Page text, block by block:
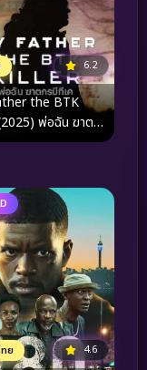
6.2
the BTK
พ่อฉัน ฆาต
ย 4.6